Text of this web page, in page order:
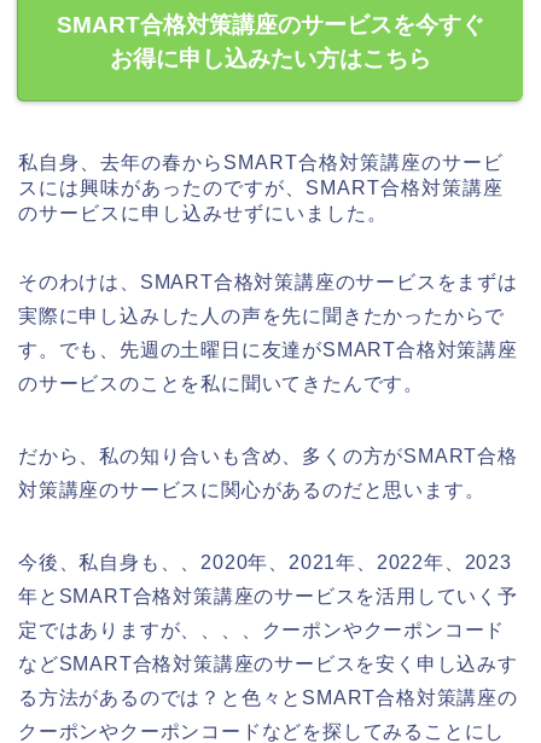
SMART合格対策講座のサービスを今すぐ
お得に申し込みたい方はこちら
私自身、去年の春からSMART合格対策講座のサービ
スには興味があったのですが、SMART合格対策講座
のサービスに申し込みせずにいました。
そのわけは、SMART合格対策講座のサービスをまずは
実際に申し込みした人の声を先に聞きたかったからで
す。でも、先週の土曜日に友達がSMART合格対策講座
のサービスのことを私に聞いてきたんです。
だから、私の知り合いも含め、多くの方がSMART合格
対策講座のサービスに関心があるのだと思います。
今後、私自身も、、2020年、2021年、2022年、2023
年とSMART合格対策講座のサービスを活用していく予
定ではありますが、、、、クーポンやクーポンコード
などSMART合格対策講座のサービスを安く申し込みす
る方法があるのでは？と色々とSMART合格対策講座の
クーポンやクーポンコードなどを探してみることにし